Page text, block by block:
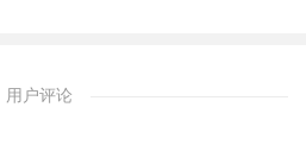
用户评论